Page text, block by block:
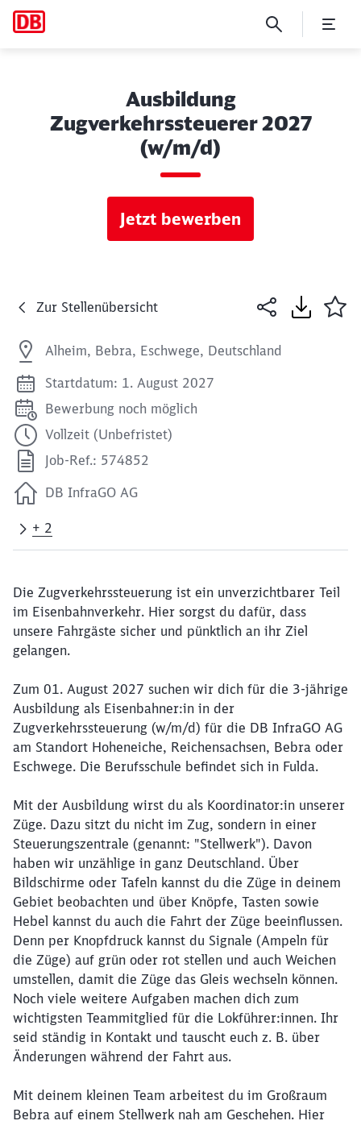
Ausbildung
Zugverkehrssteuerer 2027
(w/m/d)
Jetzt bewerben
Zur Stellenübersicht
Alheim, Bebra, Eschwege, Deutschland
Startdatum: 1. August 2027
Bewerbung noch möglich
Vollzeit (Unbefristet)
Job-Ref.: 574852
DB InfraGO AG
+ 2
Die Zugverkehrssteuerung ist ein unverzichtbarer Teil
im Eisenbahnverkehr. Hier sorgst du dafür, dass
unsere Fahrgäste sicher und pünktlich an ihr Ziel
gelangen.
Zum 01. August 2027 suchen wir dich für die 3-jährige
Ausbildung als Eisenbahner:in in der
Zugverkehrssteuerung (w/m/d) für die DB InfraGO AG
am Standort Hoheneiche, Reichensachsen, Bebra oder
Eschwege. Die Berufsschule befindet sich in Fulda.
Mit der Ausbildung wirst du als Koordinator:in unserer
Züge. Dazu sitzt du nicht im Zug, sondern in einer
Steuerungszentrale (genannt: "Stellwerk"). Davon
haben wir unzählige in ganz Deutschland. Über
Bildschirme oder Tafeln kannst du die Züge in deinem
Gebiet beobachten und über Knöpfe, Tasten sowie
Hebel kannst du auch die Fahrt der Züge beeinflussen.
Denn per Knopfdruck kannst du Signale (Ampeln für
die Züge) auf grün oder rot stellen und auch Weichen
umstellen, damit die Züge das Gleis wechseln können.
Noch viele weitere Aufgaben machen dich zum
wichtigsten Teammitglied für die Lokführer:innen. Ihr
seid ständig in Kontakt und tauscht euch z. B. über
Änderungen während der Fahrt aus.
Mit deinem kleinen Team arbeitest du im Großraum
Bebra auf einem Stellwerk nah am Geschehen. Hier